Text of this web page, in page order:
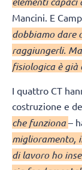
Mancini. E
dobbiamo dare
raggiungerli.
fisiologica è già
I quattro CT
costruzione e
che funziona–
miglioramento,
di lavoro ho